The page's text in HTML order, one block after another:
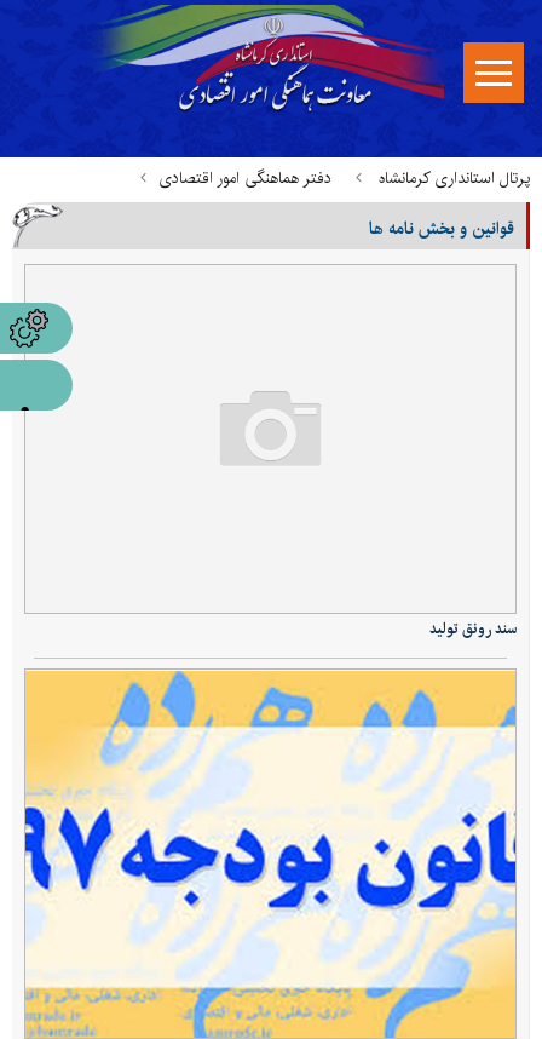
پرتال استانداری کرمانشاه دفتر هماهنگی امور اقتصادی
قوانین، بخشنامه ها و مستندات
قوانین و بخش نامه ها
سند رونق تولید